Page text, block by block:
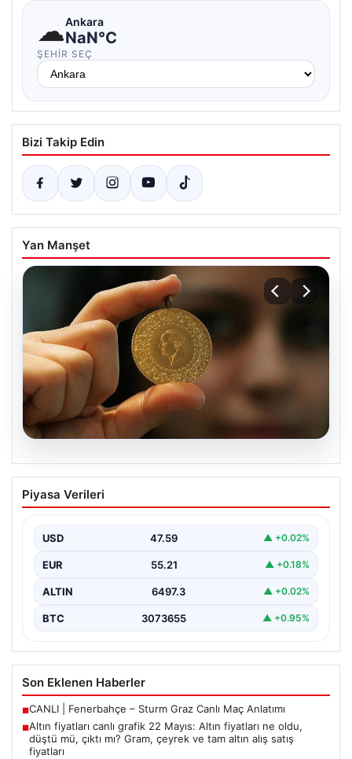
☁Ankara
NaN°C
ŞEHIR SEÇ
Bizi Takip Edin
Yan Manşet
Altın fiyatları canlı grafik 22 Mayıs: Altın
fiyatları ne oldu, düştü mü, çıktı mı?
fiyatları
{ “title”: “22 Mayıs 2026 Güncel Altın Fiyatları ve Piyasa
Analizi”, “content”: “ Altın…
Piyasa Verileri
USD 47.59 ▲ +0.02%
EUR 55.21 ▲ +0.18%
ALTIN 6497.3 ▲ +0.02%
BTC 3073655 ▲ +0.95%
Son Eklenen Haberler
■CANLI | Fenerbahçe – Sturm Graz Canlı Maç Anlatımı
■Altın fiyatları canlı grafik 22 Mayıs: Altın fiyatları ne oldu,
düştü mü, çıktı mı? Gram, çeyrek ve tam altın alış satış
fiyatları